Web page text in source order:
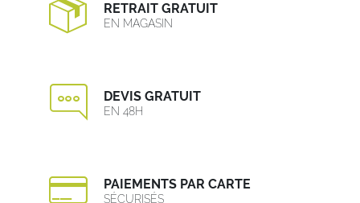
RETRAIT GRATUIT
EN MAGASIN
DEVIS GRATUIT
EN 48H
PAIEMENTS PAR CARTE
SÉCURISÉS